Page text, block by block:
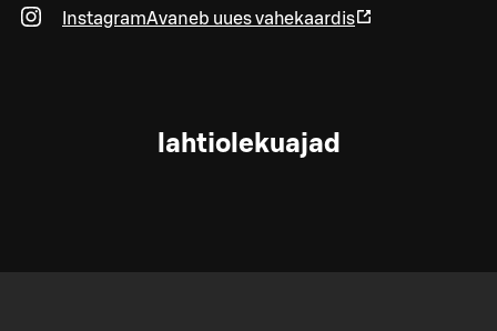
InstagramAvaneb uues vahekaardis
lahtiolekuajad